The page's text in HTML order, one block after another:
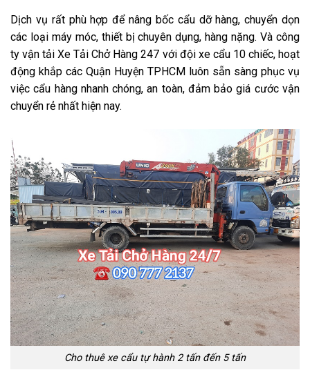
Dịch vụ rất phù hợp để nâng bốc cẩu dỡ hàng, chuyển dọn
các loại máy móc, thiết bị chuyên dụng, hàng nặng. Và công
ty vận tải Xe Tải Chở Hàng 247 với đội xe cẩu 10 chiếc, hoạt
động khắp các Quận Huyện TPHCM luôn sẵn sàng phục vụ
việc cẩu hàng nhanh chóng, an toàn, đảm bảo giá cước vận
chuyển rẻ nhất hiện nay.
Cho thuê xe cẩu tự hành 2 tấn đến 5 tấn